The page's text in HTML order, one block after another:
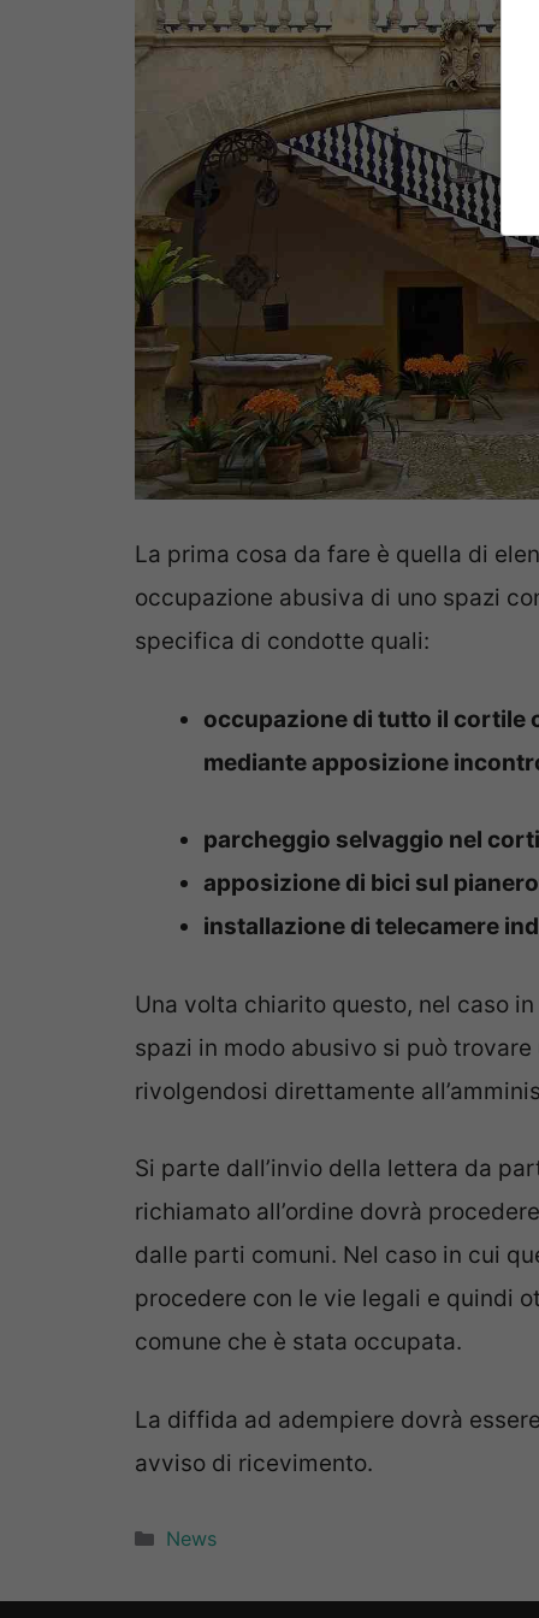
La prima cosa da fare è quella di
occupazione abusiva di uno spazi
specifica di condotte quali:
occupazione di tutto il cortile
mediante apposizione
parcheggio selvaggio nel
apposizione di bici sul
installazione di telecamere
Una volta chiarito questo, nel caso
spazi in modo abusivo si può
rivolgendosi direttamente
Si parte dall’invio della lettera da
richiamato all’ordine dovrà
dalle parti comuni. Nel caso in cui
procedere con le vie legali e quindi
comune che è stata occupata.
La diffida ad adempiere dovrà
avviso di ricevimento.
Categorie
News